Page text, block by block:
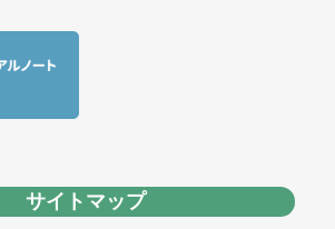
サイトマップ